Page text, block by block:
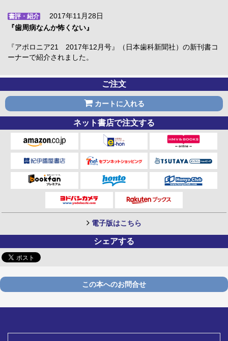
書評・紹介
2017年11月28日
『歯周病なんか怖くない』
『アポロニア21 2017年12月号』（日本歯科新聞社）の新刊書コ
ーナーで紹介されました。
ご注文
カートに入れる
ネット書店で注文する
電子版はこちら
シェアする
この本へのお問合せ